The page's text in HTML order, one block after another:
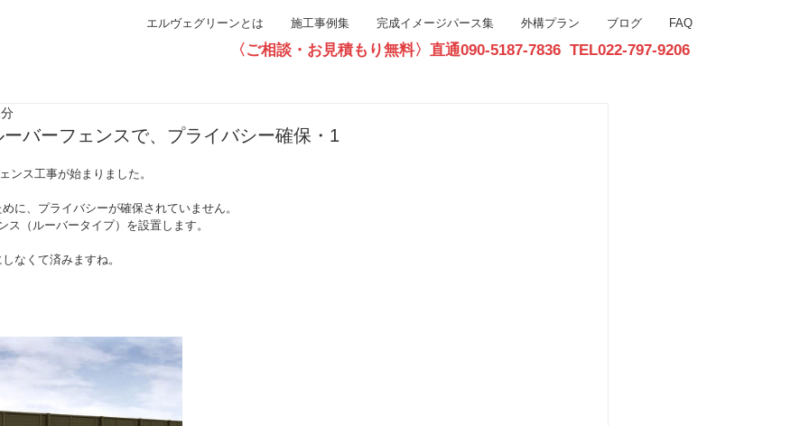
エルヴェグリーンとは 施工事例集 完成イメージパース集 外構プラン ブログ FAQ
〈ご相談・お見積もり無料〉直通090-5187-7836 TEL022-797-9206
バーフェンスで、プライバシー確保・1
ンス工事が始まりました。
に、プライバシーが確保されていません。
ス（ルーバータイプ）を設置します。
なくて済みますね。